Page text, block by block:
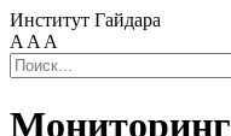
Институт Гайдара
A A A